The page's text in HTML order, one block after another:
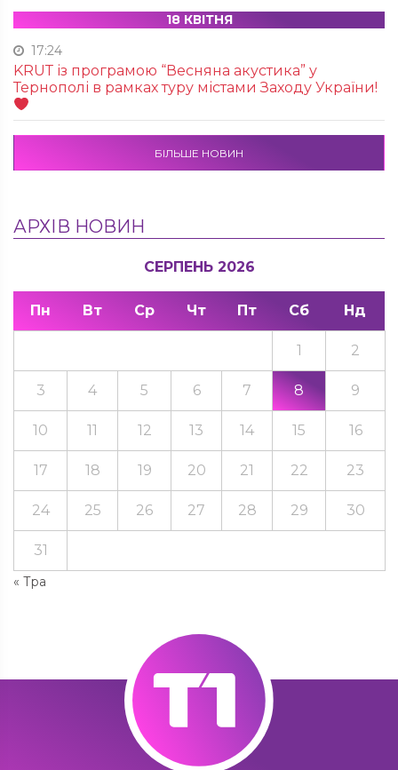
18 КВІТНЯ
17:24
KRUТ із програмою “Весняна акустика” у
Тернополі в рамках туру містами Заходу України!
БІЛЬШЕ НОВИН
АРХІВ НОВИН
СЕРПЕНЬ 2026
Пн Вт Ср Чт Пт Сб Нд
« Тра
1 2
3 4 5 6 7 8 9
10 11 12 13 14 15 16
17 18 19 20 21 22 23
24 25 26 27 28 29 30
31